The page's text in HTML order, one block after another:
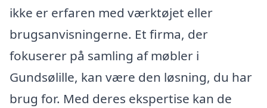
ikke er erfaren med værktøjet eller
brugsanvisningerne. Et firma, der
fokuserer på samling af møbler i
Gundsølille, kan være den løsning, du har
brug for. Med deres ekspertise kan de